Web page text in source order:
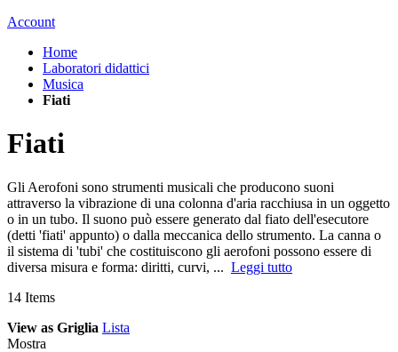
Account
Home
Laboratori didattici
Musica
Fiati
Fiati
Gli Aerofoni sono strumenti musicali che producono suoni
attraverso la vibrazione di una colonna d'aria racchiusa in un oggetto
o in un tubo. Il suono può essere generato dal fiato dell'esecutore
(detti 'fiati' appunto) o dalla meccanica dello strumento. La canna o
il sistema di 'tubi' che costituiscono gli aerofoni possono essere di
diversa misura e forma: diritti, curvi, ... Leggi tutto
14 Items
View as Griglia Lista
Mostra